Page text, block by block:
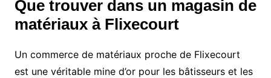
Que trouver dans un magasin de
matériaux à Flixecourt
Un commerce de matériaux proche de Flixecourt
est une véritable mine d’or pour les bâtisseurs et les